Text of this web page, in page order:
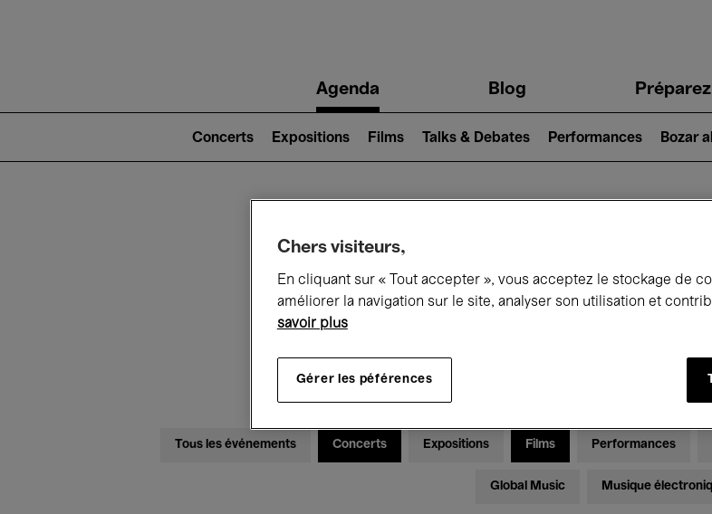
navigationAgenda Blog
2)
Concerts Expositions Films Talks & Debates Performances Bozar
Ce qui se passe
Tous les événements Concerts Expositions Films Performances
Global Music Musique
Chers visiteurs,
En cliquant sur « Tout accepter », vous acceptez le stockage de
améliorer la navigation sur le site, analyser son utilisation et
savoir plus
Gérer les péférences